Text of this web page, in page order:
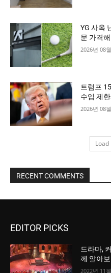
YG 사옥
문 가격
2026년 08
트럼프
수입 제
2026년 08
RECENT COMMENTS
EDITOR PICKS
드라마,
께 알아
2022년 11